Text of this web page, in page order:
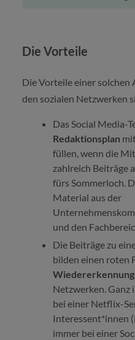
Die Vorteile
Die Vorteile einer
den sozialen Netzwerken
Das Social Media-
Redaktionsplan
füllen, wenn die
zahlreich Beiträge
fürs Sommerloch.
Material aus der
und den
Die Beiträge zu
bilden einen roten
Netzwerken. Ganz
bei einer Netflix-
Interessent*innen
immer bei einer